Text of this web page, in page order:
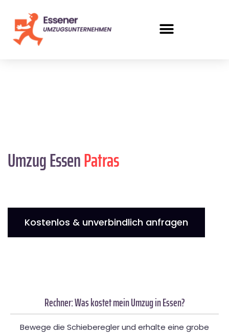
Umzug EssenPatras
Kostenlos & unverbindlich anfragen
Rechner: Was kostet mein Umzug in Essen?
Bewege die Schieberegler und erhalte eine grobe